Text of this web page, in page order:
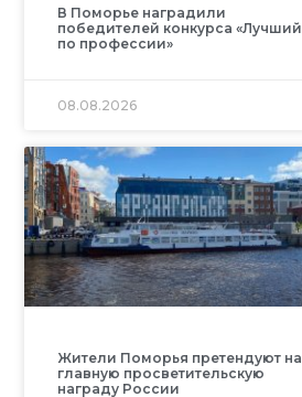
В Поморье наградили
победителей конкурса «Лучший
по профессии»
08.08.2026
Жители Поморья претендуют на
главную просветительскую
награду России